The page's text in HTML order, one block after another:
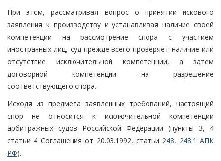
При этом, рассматривая вопрос о принятии искового
заявления к производству и устанавливая наличие своей
компетенции на рассмотрение спора с участием
иностранных лиц, суд прежде всего проверяет наличие или
отсутствие исключительной компетенции, а затем
договорной компетенции на разрешение
соответствующего спора.
Исходя из предмета заявленных требований, настоящий
спор не относится к исключительной компетенции
арбитражных судов Российской Федерации (пункты 3, 4
статьи 4 Соглашения от 20.03.1992, статьи 248, 248.1 АПК
РФ).